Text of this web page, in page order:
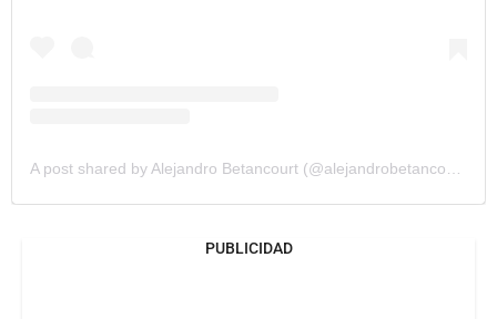
PUBLICIDAD